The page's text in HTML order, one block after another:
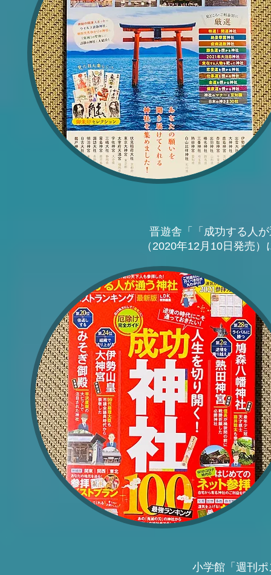
晋遊舎「「成功する人
（2020年12月10日発売）
小学館「週刊